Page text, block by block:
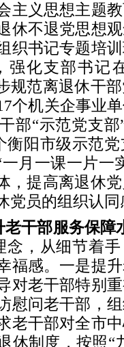
主义思想主题
休不退党思想
织书记专题培
强化支部书记
规范离退休干
个机关企事业
部“示范党支
衡阳市级示范
月一课一片一
，提高离退休
党员的组织认
干部服务保障
，从细节着
福感。一是提
对老干部特别
慰问老干部，
老干部对全市
休制度，按照“